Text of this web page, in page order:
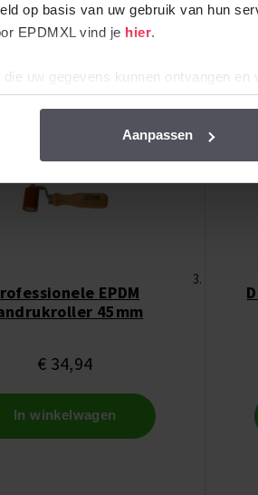
op basis van uw gebruik van hun
EPDMXL vind je hier.
die uw gegevens kunnen ontvangen en
Aanpassen
voor u zijn!
EPDM
45mm
€ 34,94
In winkelwagen